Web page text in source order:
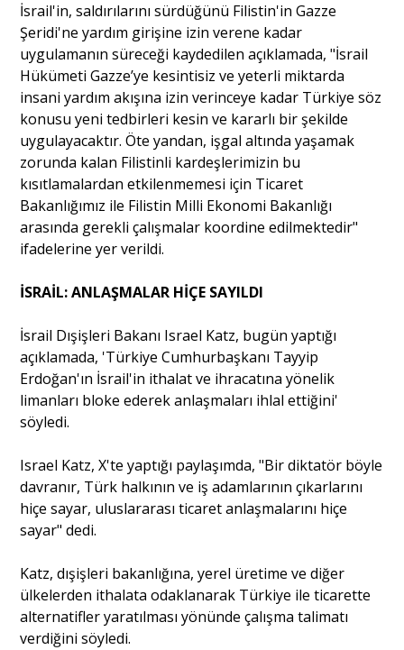
İsrail'in, saldırılarını sürdüğünü Filistin'in Gazze
Şeridi'ne yardım girişine izin verene kadar
uygulamanın süreceği kaydedilen açıklamada, "İsrail
Hükümeti Gazze’ye kesintisiz ve yeterli miktarda
insani yardım akışına izin verinceye kadar Türkiye söz
konusu yeni tedbirleri kesin ve kararlı bir şekilde
uygulayacaktır. Öte yandan, işgal altında yaşamak
zorunda kalan Filistinli kardeşlerimizin bu
kısıtlamalardan etkilenmemesi için Ticaret
Bakanlığımız ile Filistin Milli Ekonomi Bakanlığı
arasında gerekli çalışmalar koordine edilmektedir"
ifadelerine yer verildi.
İSRAİL: ANLAŞMALAR HİÇE SAYILDI
İsrail Dışişleri Bakanı Israel Katz, bugün yaptığı
açıklamada, 'Türkiye Cumhurbaşkanı Tayyip
Erdoğan'ın İsrail'in ithalat ve ihracatına yönelik
limanları bloke ederek anlaşmaları ihlal ettiğini'
söyledi.
Israel Katz, X'te yaptığı paylaşımda, "Bir diktatör böyle
davranır, Türk halkının ve iş adamlarının çıkarlarını
hiçe sayar, uluslararası ticaret anlaşmalarını hiçe
sayar" dedi.
Katz, dışişleri bakanlığına, yerel üretime ve diğer
ülkelerden ithalata odaklanarak Türkiye ile ticarette
alternatifler yaratılması yönünde çalışma talimatı
verdiğini söyledi.